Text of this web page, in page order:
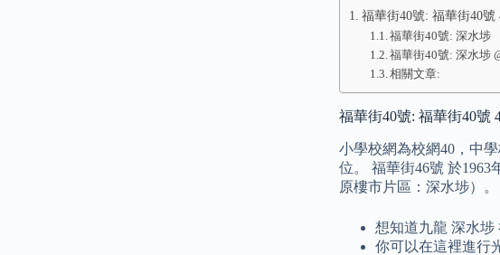
福華街40號: 福華街40號
福華街40號: 深水埗
福華街40號: 深水埗
相關文章:
福華街40號: 福華街40號
小學校網為校網40，中
位。 福華街46號 於1963
原樓市片區：深水埗）。
想知道九龍 深水埗
你可以在這裡進行